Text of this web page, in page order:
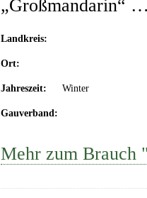
„Großmandarin“
Landkreis:
Ort:
Jahreszeit: Winter
Gauverband:
Mehr zum Brauch